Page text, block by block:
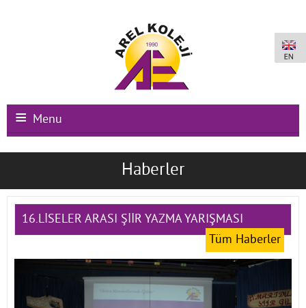
Menu
Ana Sayfa
Okullarımız
Kayıt-Kabul
Haberler
16.LİSELER ARASI ŞİİR YAZMA YARIŞMASI
Tüm Haberler